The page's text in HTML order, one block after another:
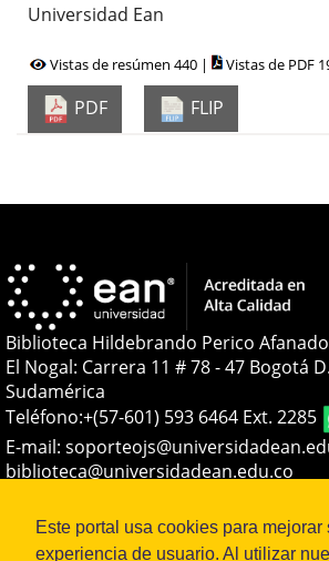
Este portal usa cookies para mejorar
experiencia de usuario. Al utilizar
Universidad Ean
Vistas de resúmen 440 | Vistas de PDF
PDF FLIP
Biblioteca Hildebrando Perico
El Nogal: Carrera 11 # 78 - 47 Bogotá
Sudamérica
Teléfono:+(57-601) 593 6464 Ext. 2285
E-mail:
biblioteca@universidadean.edu.co
Sistema OJS -